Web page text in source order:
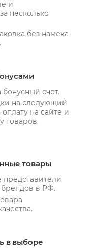
и
несколько
без намека
счет.
на следующий
оплату на сайте и
товаров.
товары
в РФ.
в выборе